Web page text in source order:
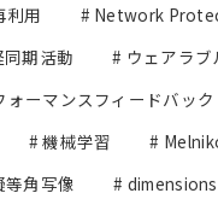
利用 # Network
期活動 # ウェアラブ
ォーマンスフィードバック
# 機械学習 #
等角写像 #